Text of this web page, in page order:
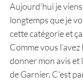
Aujourd’hui je
longtemps que je
cette catégorie et
Comme vous
donner mon avis et
de Garnier. C’est